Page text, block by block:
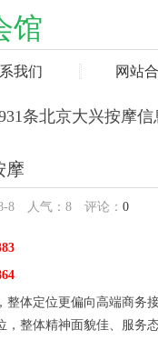
馆
我们 网站
条北京大兴按摩信
摩
8 人气： 8评论： 0
定位更偏向高端商务
整体精神面貌佳、服